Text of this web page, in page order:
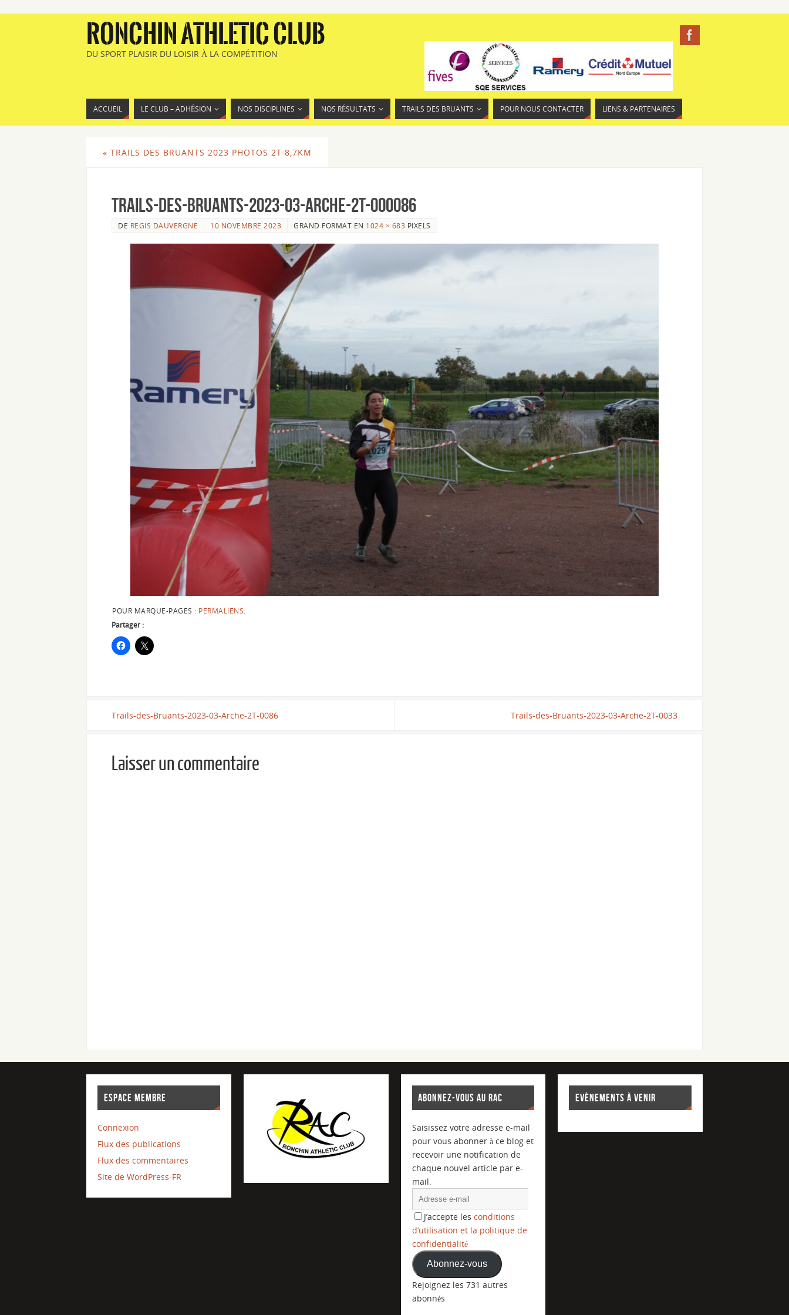
RONCHIN ATHLETIC CLUB
DU SPORT PLAISIR DU LOISIR À LA COMPÉTITION
ACCUEIL LE CLUB – ADHÉSION NOS DISCIPLINES NOS RÉSULTATS TRAILS DES BRUANTS POUR NOUS CONTACTER LIENS & PARTENAIRES
« TRAILS DES BRUANTS 2023 PHOTOS 2T 8,7KM
Trails-des-Bruants-2023-03-Arche-2T-000086
DE REGIS DAUVERGNE 10 NOVEMBRE 2023 GRAND FORMAT EN 1024 × 683 PIXELS
POUR MARQUE-PAGES : PERMALIENS
Partager :
Trails-des-Bruants-2023-03-Arche-2T-0086 Trails-des-Bruants-2023-03-Arche-2T-0033
Laisser un commentaire
ESPACE MEMBRE
Connexion
Flux des publications
Flux des commentaires
Site de WordPress-FR
ABONNEZ-VOUS AU RAC
Saisissez votre adresse e-mail
pour vous abonner à ce blog et
recevoir une notification de
chaque nouvel article par e-
mail.
J’accepte les conditions
d’utilisation et la politique de
confidentialité
Abonnez-vous
Rejoignez les 731 autres
abonnés
EVÈNEMENTS À VENIR